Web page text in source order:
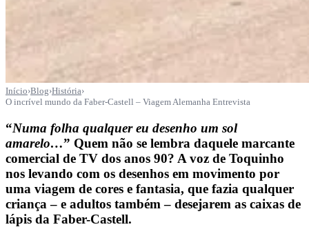
Início›Blog›História›
O incrível mundo da Faber-Castell – Viagem Alemanha Entrevista
“Numa folha qualquer eu desenho um sol
amarelo…” Quem não se lembra daquele marcante
comercial de TV dos anos 90? A voz de Toquinho
nos levando com os desenhos em movimento por
uma viagem de cores e fantasia, que fazia qualquer
criança – e adultos também – desejarem as caixas de
lápis da Faber-Castell.